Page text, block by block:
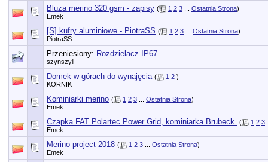
Bluza merino 320 gsm - zapisy ( 1 2 3 Ostatnia Strona)
Emek
[S] kufry aluminiowe - PiotraSS ( 1 2 3 Ostatnia Strona)
PiotraSS
Przeniesiony: Rozdzielacz IP67
szynszyll
Domek w górach do wynajęcia ( 1 2 )
KORNIK
Kominiarki merino ( 1 2 3 Ostatnia Strona)
Emek
Czapka FAT Polartec Power Grid, kominiarka Brubeck. ( 1 2 3
Emek
Merino project 2018 ( 1 2 3 Ostatnia Strona)
Emek